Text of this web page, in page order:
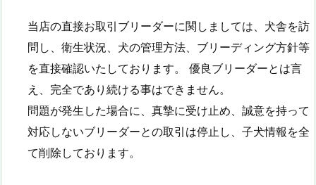
当店の直接お取引ブリーダーに関しましては、犬舎を訪
問し、衛生状況、犬の管理方法、ブリーディング方針等
を直接確認いたしております。 優良ブリーダーとは言
え、完全であり続ける事はできません。
問題が発生した場合に、真摯に受け止め、誠意を持って
対応しないブリーダーとの取引は停止し、子犬情報を全
て削除しております。